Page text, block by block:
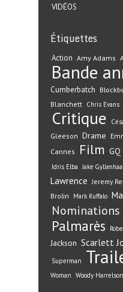
VIDÉOS
Étiquettes
Action Amy Adams
Bande
Cumberbatch
Blanchett Chris Evans
Critique
Gleeson Drame
Cannes
Film GQ
Idris Elba Jake
Lawrence Jeremy
Brolin
Mark Ruffalo
Nominations
Palmarès
Jackson Scarlett
Superman
Woman Woody Harrelson